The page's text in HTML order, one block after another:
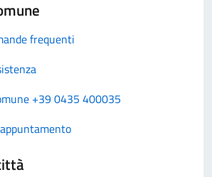
frequenti
+39 0435 400035